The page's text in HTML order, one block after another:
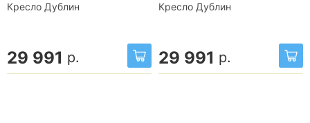
Кресло Дублин
29 991 р.
Кресло Дублин
29 991 р.